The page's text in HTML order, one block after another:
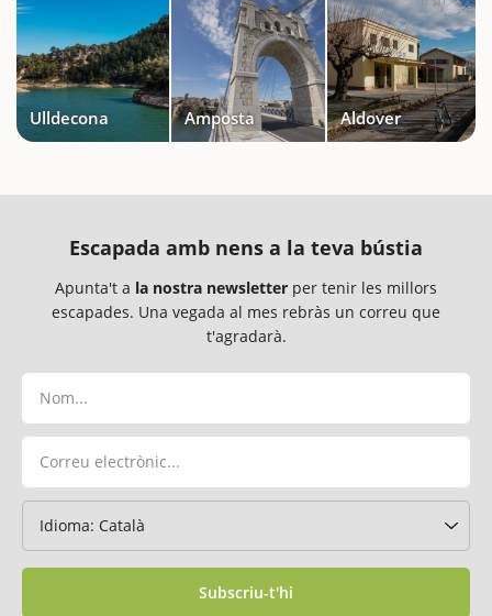
Ulldecona Amposta Aldover
Escapada amb nens a la teva bústia
Apunta't a la nostra newsletter per tenir les millors
escapades. Una vegada al mes rebràs un correu que
t'agradarà.
Subscriu-t'hi